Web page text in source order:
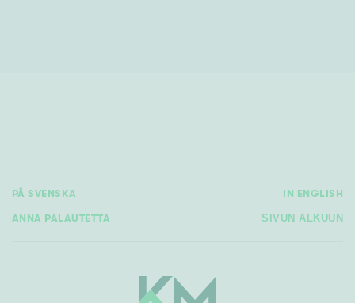
PÅ SVENSKA IN ENGLISH
ANNA PALAUTETTA SIVUN ALKUUN